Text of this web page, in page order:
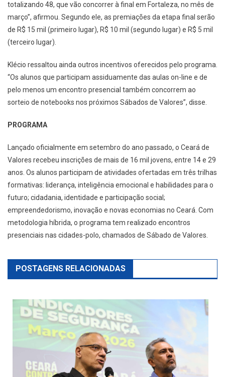
totalizando 48, que vão concorrer à final em Fortaleza, no mês de
março”, afirmou. Segundo ele, as premiações da etapa final serão
de R$ 15 mil (primeiro lugar), R$ 10 mil (segundo lugar) e R$ 5 mil
(terceiro lugar).
Klécio ressaltou ainda outros incentivos oferecidos pelo programa.
“Os alunos que participam assiduamente das aulas on-line e de
pelo menos um encontro presencial também concorrem ao
sorteio de notebooks nos próximos Sábados de Valores”, disse.
PROGRAMA
Lançado oficialmente em setembro do ano passado, o Ceará de
Valores recebeu inscrições de mais de 16 mil jovens, entre 14 e 29
anos. Os alunos participam de atividades ofertadas em três trilhas
formativas: liderança, inteligência emocional e habilidades para o
futuro; cidadania, identidade e participação social;
empreendedorismo, inovação e novas economias no Ceará. Com
metodologia híbrida, o programa tem realizado encontros
presenciais nas cidades-polo, chamados de Sábado de Valores.
POSTAGENS RELACIONADAS